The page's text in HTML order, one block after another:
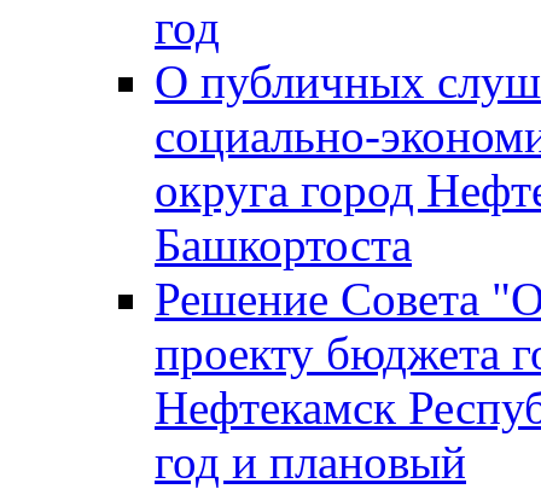
год
О публичных
социально-
округа город
Башкортоста
Решение Совета
проекту бюджета
Нефтекамск
год и плановый